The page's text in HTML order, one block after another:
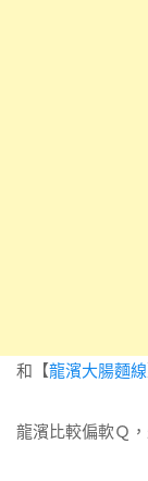
和【龍濱大腸麵線
龍濱比較偏軟Ｑ，